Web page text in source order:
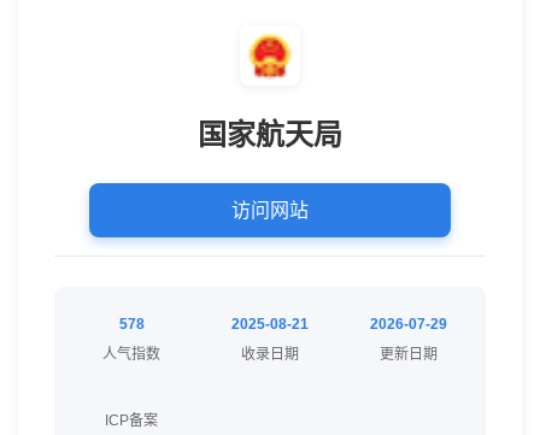
国家航天局
访问网站
578
人气指数
2025-08-21
收录日期
2026-07-29
更新日期
ICP备案